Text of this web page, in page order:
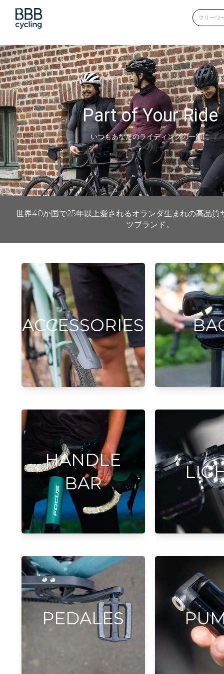
Part of Your Ride
いつもあなたのライディングの一部に
世界40か国で25年以上愛されるオランダ生まれの高品質
ツブランド。
ACCESSORIES
HANDLE
BAR
PEDALES